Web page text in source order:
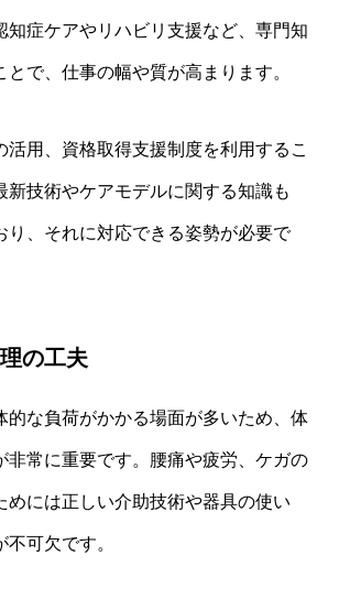
知症ケアやリハビリ支援など、専門知
で、仕事の幅や質が高まります。
活用、資格取得支援制度を利用するこ
新技術やケアモデルに関する知識も
り、それに対応できる姿勢が必要で
の工夫
的な負荷がかかる場面が多いため、体
非常に重要です。腰痛や疲労、ケガの
めには正しい介助技術や器具の使い
可欠です。